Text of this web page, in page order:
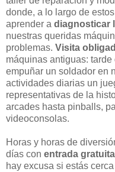
donde, a lo largo de
aprender a diagnosticar
nuestras queridas
problemas. Visita
máquinas antiguas:
empuñar un soldador en
actividades diarias un
representativas de la
arcades hasta pinballs,
videoconsolas.
Horas y horas de
días con entrada gratuita
hay excusa si estás